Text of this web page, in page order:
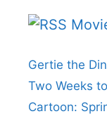
Gertie the
Two Weeks
Cartoon: